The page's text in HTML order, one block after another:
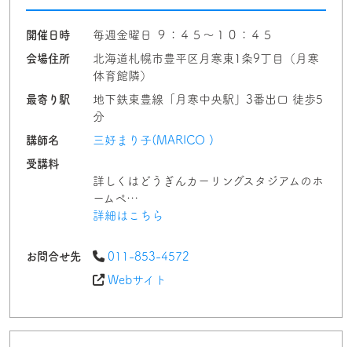
開催日時
毎週金曜日 ９：４５〜１０：４５
会場住所
北海道札幌市豊平区月寒東1条9丁目（月寒
体育館隣）
最寄り駅
地下鉄東豊線「月寒中央駅」3番出口 徒歩5
分
講師名
三好まり子(MARICO )
受講料
詳しくはどうぎんカーリングスタジアムのホ
ームペ…
詳細はこちら
お問合せ先
011-853-4572
Webサイト